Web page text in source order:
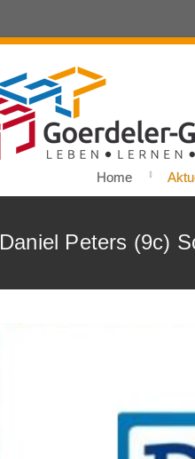
Home
Daniel Peters (9c)